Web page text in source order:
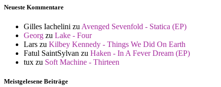
Neueste Kommentare
Gilles Iachelini zu Avenged Sevenfold - Statica (EP)
Georg zu Lake - Four
Lars zu Kilbey Kennedy - Things We Did On Earth
Fatul SaintSylvan zu Haken - In A Fever Dream (EP)
tux zu Soft Machine - Thirteen
Meistgelesene Beiträge